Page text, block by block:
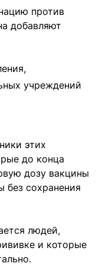
против
добавляют
учреждений
этих
до конца
дозу вакцины
без сохранения
людей,
и которые